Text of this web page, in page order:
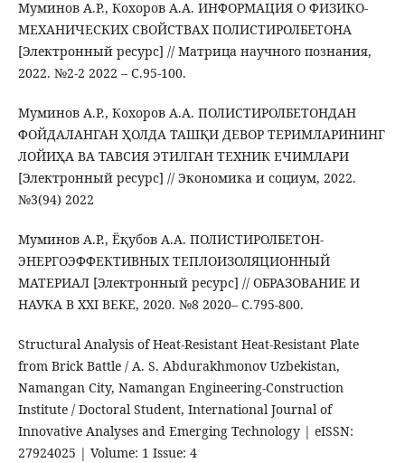
Муминов А.Р., Кохоров А.А. ИНФОРМАЦИЯ О ФИЗИКО-
МЕХАНИЧЕСКИХ СВОЙСТВАХ ПОЛИСТИРОЛБЕТОНА
[Электронный ресурс] // Матрица научного познания,
2022. №2-2 2022 – С.95-100.
Муминов А.Р., Кохоров А.А. ПОЛИСТИРОЛБЕТОНДАН
ФОЙДАЛАНГАН ҲОЛДА ТАШҚИ ДЕВОР ТЕРИМЛАРИНИНГ
ЛОЙИҲА ВА ТАВСИЯ ЭТИЛГАН ТЕХНИК ЕЧИМЛАРИ
[Электронный ресурс] // Экономика и социум, 2022.
№3(94) 2022
Муминов А.Р., Ёқубов А.А. ПОЛИСТИРОЛБЕТОН-
ЭНЕРГОЭФФЕКТИВНЫХ ТЕПЛОИЗОЛЯЦИОННЫЙ
МАТЕРИАЛ [Электронный ресурс] // ОБРАЗОВАНИЕ И
НАУКА В XXI ВЕКЕ, 2020. №8 2020– С.795-800.
Structural Analysis of Heat-Resistant Heat-Resistant Plate
from Brick Battle / A. S. Abdurakhmonov Uzbekistan,
Namangan City, Namangan Engineering-Construction
Institute / Doctoral Student, International Journal of
Innovative Analyses and Emerging Technology | eISSN:
27924025 | Volume: 1 Issue: 4